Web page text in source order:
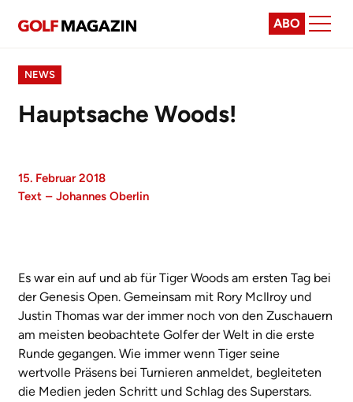
ABO
NEWS
Hauptsache Woods!
15. Februar 2018
Text – Johannes Oberlin
Es war ein auf und ab für Tiger Woods am ersten Tag bei
der Genesis Open. Gemeinsam mit Rory McIlroy und
Justin Thomas war der immer noch von den Zuschauern
am meisten beobachtete Golfer der Welt in die erste
Runde gegangen. Wie immer wenn Tiger seine
wertvolle Präsens bei Turnieren anmeldet, begleiteten
die Medien jeden Schritt und Schlag des Superstars.